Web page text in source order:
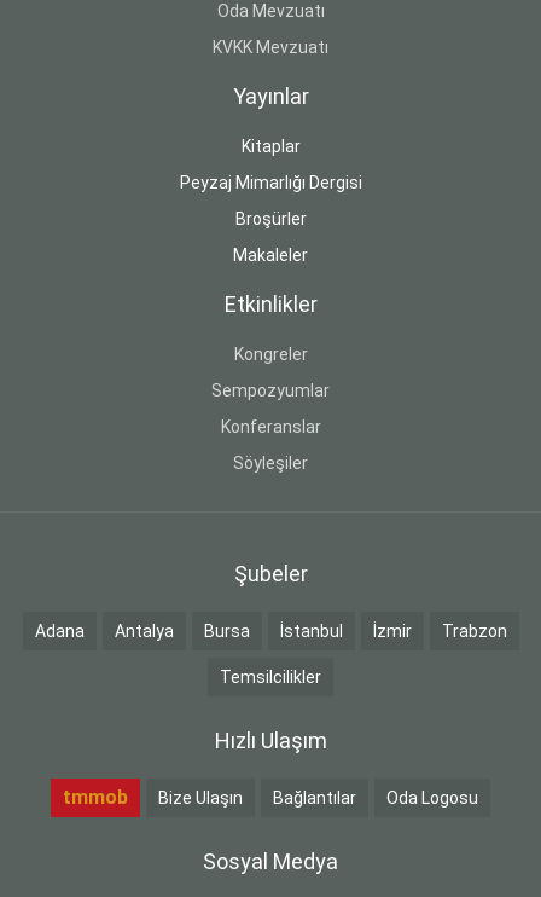
Oda Mevzuatı
KVKK Mevzuatı
Yayınlar
Kitaplar
Peyzaj Mimarlığı Dergisi
Broşürler
Makaleler
Etkinlikler
Kongreler
Sempozyumlar
Konferanslar
Söyleşiler
Şubeler
Adana Antalya Bursa İstanbul İzmir Trabzon
Temsilcilikler
Hızlı Ulaşım
tmmob Bize Ulaşın Bağlantılar Oda Logosu
Sosyal Medya